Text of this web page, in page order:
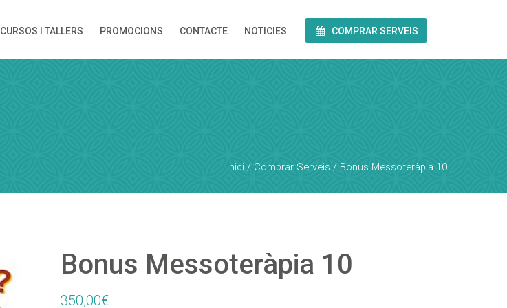
CURSOS I TALLERS PROMOCIONS CONTACTE NOTICIES COMPRAR SERVEIS
Inici / Comprar Serveis / Bonus Messoteràpia 10
Bonus Messoteràpia 10
350,00€